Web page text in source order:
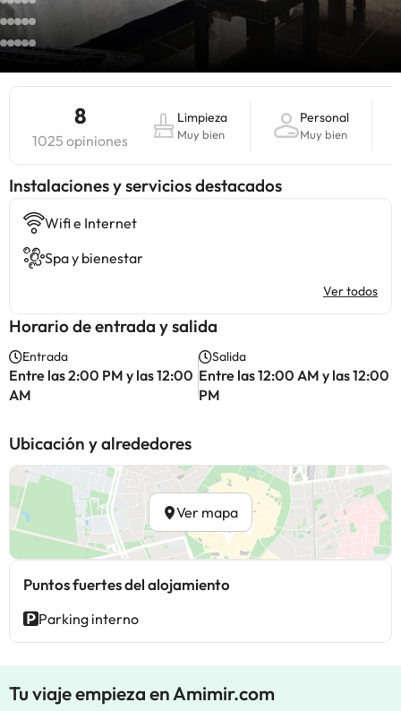
8
1025 opiniones
Limpieza
Muy bien
Personal
Muy bien
Instalaciones y servicios destacados
Wifi e Internet
Spa y bienestar
Ver todos
Horario de entrada y salida
Entrada
Entre las 2:00 PM y las 12:00
AM
Salida
Entre las 12:00 AM y las 12:00
PM
Ubicación y alrededores
Ver mapa
Puntos fuertes del alojamiento
Parking interno
Tu viaje empieza en Amimir.com